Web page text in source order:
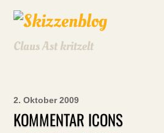
Claus Ast kritzelt
2. Oktober 2009
KOMMENTAR ICONS